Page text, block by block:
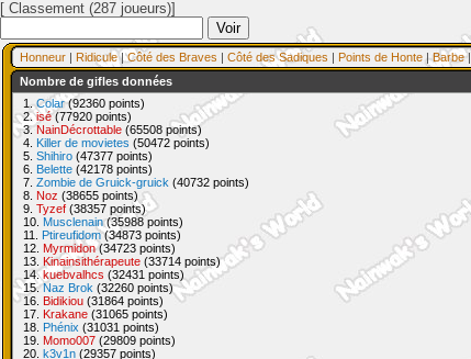
[ Classement (287 joueurs)]
Honneur | Ridicule|Côté des Braves | Côté des Sadiques | Points de Honte |Barbe|
Nombre de gifles données
1. Colar(92360 points)
2.isé(77920 points)
3. NainDécrottable (65508 points)
4. Killer de movietes (50472 points)
5. Shihiro (47377 points)
6. Belette (42178 points)
7. Zombie de Gruick-gruick (40732 points)
8. Noz (38655 points)
9. Tyzef (38357 points)
10. Musclenain(35988 points)
11. Ptireufidom(34873 points)
12. Myrmidon(34723 points)
13. Kinainsithérapeute (33714 points)
14.kuebvalhcs (32431 points)
15.Naz Brok (32260 points)
16. Bidikiou (31864 points)
17. Krakane (31065 points)
18. Phénix (31031 points)
19. Momo007 (29809 points)
20. k3v1n (29357 points)